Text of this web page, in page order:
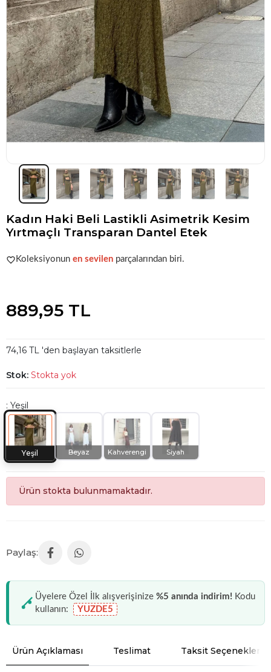
Kadın Haki Beli Lastikli Asimetrik Kesim
Yırtmaçlı Transparan Dantel Etek
Acele et!Stoklar hızla azalıyor!
Koleksiyonun en sevilen parçalarından biri.
889,95 TL
74,16 TL 'den başlayan taksitlerle
Stok: Stokta yok
: Yeşil
Yeşil Beyaz Kahverengi Siyah
Ürün stokta bulunmamaktadır.
Üyelere Özel İlk alışverişinize %5 anında indirim! Kodu
kullanın:
YUZDE5
Ürün Açıklaması Teslimat Taksit Seçenekleri